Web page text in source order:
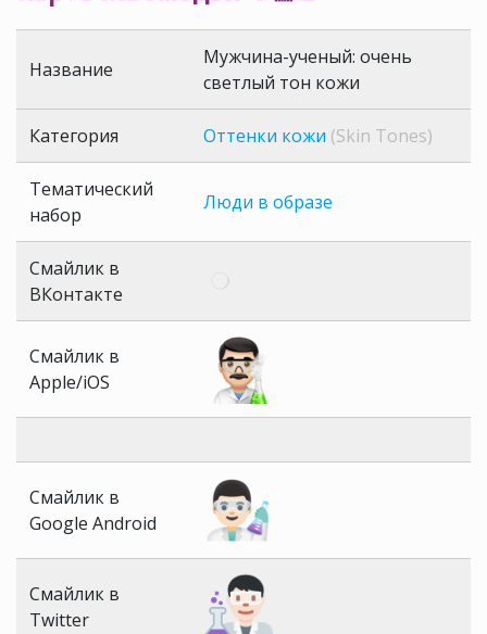
Название
Мужчина-ученый: очень
светлый тон кожи
Категория Оттенки кожи (Skin Tones)
Тематический
набор
Люди в образе
Смайлик в
ВКонтакте
Смайлик в
Apple/iOS
Смайлик в
Google Android
Смайлик в
Twitter